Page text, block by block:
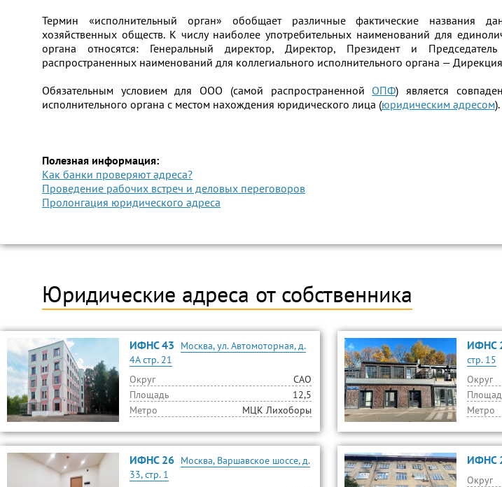
Термин «исполнительный орган» обобщает различные фактические названия
хозяйственных обществ. К числу наиболее употребительных наименований для
органа относятся: Генеральный директор, Директор, Президент и
распространенных наименований для коллегиального исполнительного органа —
Обязательным условием для ООО (самой распространенной ОПФ) является
исполнительного органа с местом нахождения юридического лица (юридическим адресом).
Полезная информация:
Как банки проверяют адреса?
Проведение рабочих встреч и деловых переговоров
Пролонгация юридического адреса
Юридические адреса от собственника
ИФНС 43
Москва, ул. Автомоторная, д.
4А стр. 21
Округ
САО
Площадь
12,5
Метро
МЦК Лихоборы
ИФНС
стр. 15
Округ
Метро
ИФНС 26 Москва, Варшавское шоссе, д.
33, стр. 1
ИФНС
Округ